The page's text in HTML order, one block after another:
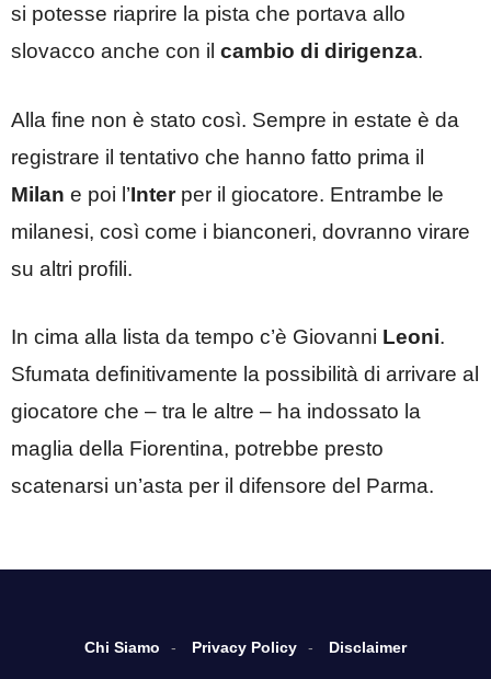
si potesse riaprire la pista che portava allo
slovacco anche con il cambio di dirigenza.
Alla fine non è stato così. Sempre in estate è da
registrare il tentativo che hanno fatto prima il
Milan e poi l’Interper il giocatore. Entrambe le
milanesi, così come i bianconeri, dovranno virare
su altri profili.
In cima alla lista da tempo c’è Giovanni Leoni.
Sfumata definitivamente la possibilità di arrivare al
giocatore che – tra le altre – ha indossato la
maglia della Fiorentina, potrebbe presto
scatenarsi un’asta per il difensore del Parma.
Chi Siamo Privacy Policy Disclaimer